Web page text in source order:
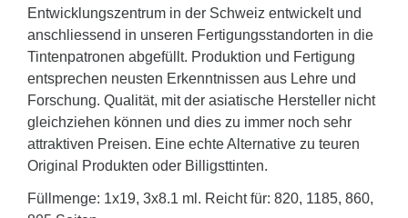
Entwicklungszentrum in der Schweiz entwickelt und
anschliessend in unseren Fertigungsstandorten in die
Tintenpatronen abgefüllt. Produktion und Fertigung
entsprechen neusten Erkenntnissen aus Lehre und
Forschung. Qualität, mit der asiatische Hersteller nicht
gleichziehen können und dies zu immer noch sehr
attraktiven Preisen. Eine echte Alternative zu teuren
Original Produkten oder Billigsttinten.
Füllmenge: 1x19, 3x8.1 ml. Reicht für: 820, 1185, 860,